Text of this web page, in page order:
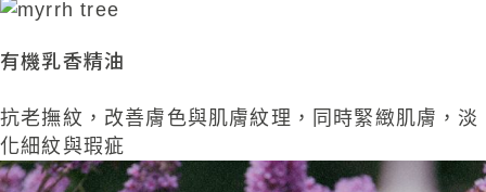
有機乳香精油
抗老撫紋，改善膚色與肌膚紋理，同時緊緻肌膚，淡
化細紋與瑕疵